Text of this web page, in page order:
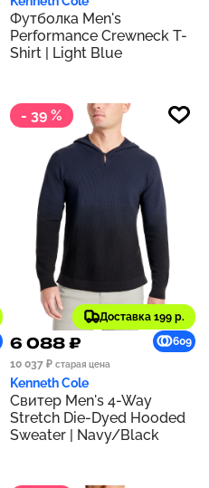
Футболка Men's
Performance Crewneck T-
Shirt | Light Blue
- 39 %
Доставка 199 р.
6 088 ₽
609
10 037 ₽ старая цена
Kenneth Cole
Свитер Men's 4-Way
Stretch Die-Dyed Hooded
Sweater | Navy/Black